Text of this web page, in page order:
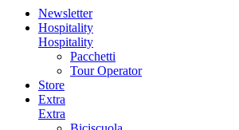
Newsletter
Hospitality
Hospitality
Pacchetti
Tour Operator
Store
Extra
Extra